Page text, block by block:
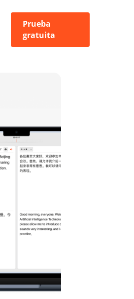
Prueba
gratuita